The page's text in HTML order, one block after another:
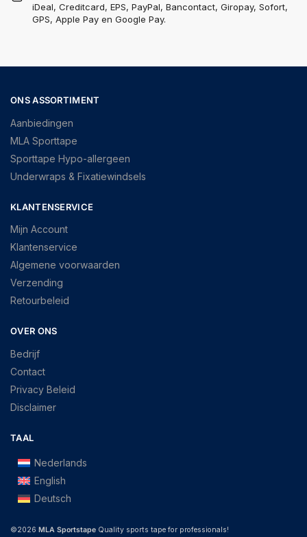
iDeal, Creditcard, EPS, PayPal, Bancontact, Giropay, Sofort,
GPS, Apple Pay en Google Pay.
ONS ASSORTIMENT
Aanbiedingen
MLA Sporttape
Sporttape Hypo-allergeen
Underwraps & Fixatiewindsels
KLANTENSERVICE
Mijn Account
Klantenservice
Algemene voorwaarden
Verzending
Retourbeleid
OVER ONS
Bedrijf
Contact
Privacy Beleid
Disclaimer
TAAL
Nederlands
English
Deutsch
©2026 MLA Sportstape Quality sports tape for professionals!